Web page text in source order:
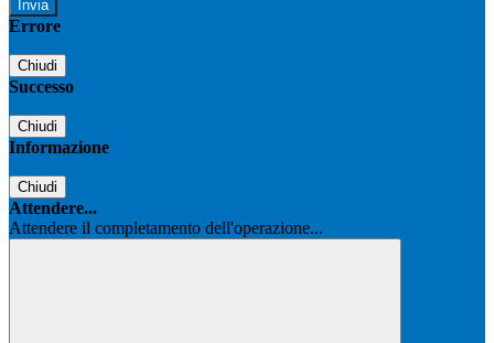
Errore
Chiudi
Successo
Chiudi
Informazione
Chiudi
Attendere...
Attendere il completamento dell'operazione...